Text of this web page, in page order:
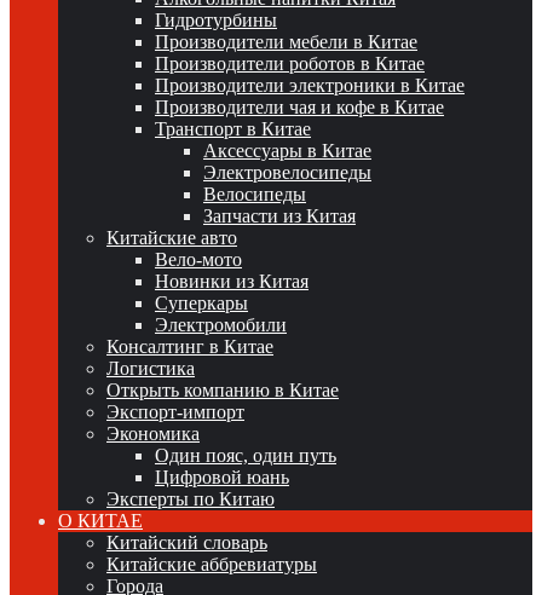
Гидротурбины
Производители мебели в Китае
Производители роботов в Китае
Производители электроники в Китае
Производители чая и кофе в Китае
Транспорт в Китае
Аксессуары в Китае
Электровелосипеды
Велосипеды
Запчасти из Китая
Китайские авто
Вело-мото
Новинки из Китая
Суперкары
Электромобили
Консалтинг в Китае
Логистика
Открыть компанию в Китае
Экспорт-импорт
Экономика
Один пояс, один путь
Цифровой юань
Эксперты по Китаю
О КИТАЕ
Китайский словарь
Китайские аббревиатуры
Города